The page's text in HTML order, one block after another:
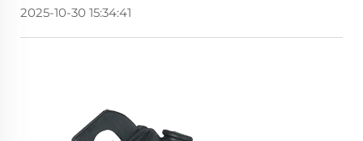
2025-10-30 15:34:41